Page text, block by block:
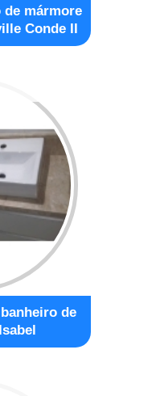
de mármore
Conde II
de